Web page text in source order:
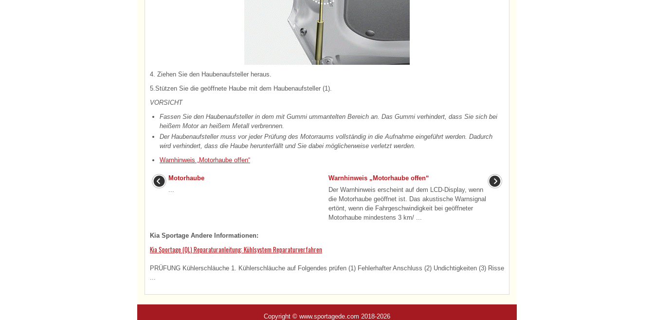
4. Ziehen Sie den Haubenaufsteller heraus.
5.Stützen Sie die geöffnete Haube mit dem Haubenaufsteller (1).
VORSICHT
Fassen Sie den Haubenaufsteller in dem mit Gummi ummantelten Bereich an. Das Gummi verhindert, dass Sie sich bei
heißem Motor an heißem Metall verbrennen.
Der Haubenaufsteller muss vor jeder Prüfung des Motorraums vollständig in die Aufnahme eingeführt werden. Dadurch
wird verhindert, dass die Haube herunterfällt und Sie dabei möglicherweise verletzt werden.
Warnhinweis „Motorhaube offen“
Motorhaube
...
Warnhinweis „Motorhaube offen“
Der Warnhinweis erscheint auf dem LCD-Display, wenn
die Motorhaube geöffnet ist. Das akustische Warnsignal
ertönt, wenn die Fahrgeschwindigkeit bei geöffneter
Motorhaube mindestens 3 km/ ...
Kia Sportage Andere Informationen:
Kia Sportage (QL) Reparaturanleitung: Kühlsystem Reparaturverfahren
PRÜFUNG Kühlerschläuche 1. Kühlerschläuche auf Folgendes prüfen (1) Fehlerhafter Anschluss (2) Undichtigkeiten (3) Risse
...
Copyright © www.sportagede.com 2018-2026